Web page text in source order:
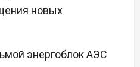
новых
энергоблок АЭС